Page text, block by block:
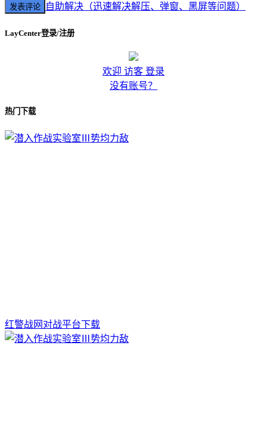
自助解决（迅速解决解压、弹窗、黑屏等问题）
LayCenter登录/注册
欢迎 访客 登录
没有账号？
热门下载
红警战网对战平台下载